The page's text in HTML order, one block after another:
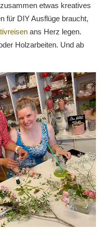
etwas kreatives
für DIY Ausflüge braucht,
ans Herz legen.
Holzarbeiten. Und ab